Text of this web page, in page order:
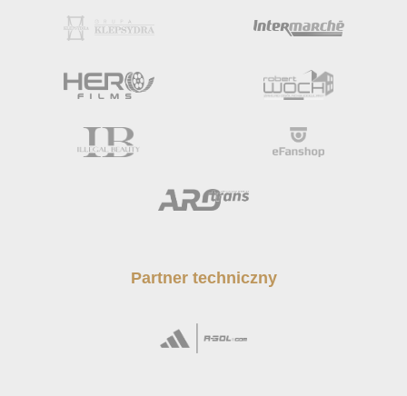
Partner techniczny